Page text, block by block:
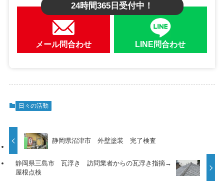
24時間365日受付中！
メール問合わせ LINE問合わせ
日々の活動
静岡県沼津市 外壁塗装 完了検査
静岡県三島市 瓦浮き 訪問業者からの瓦浮き指摘→
屋根点検